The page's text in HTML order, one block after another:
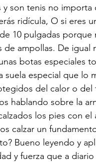
y son tenis no
ridícula, O si eres
10 pulgadas
de ampollas. De
botas especiales
suela especial que lo
del calor o
hablando sobre la
los pies con
calzar un
Bueno leyendo y
y fuerza que a